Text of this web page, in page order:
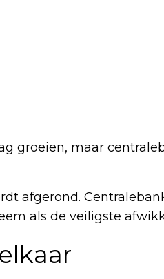
groeien, maar
afgerond.
als de veiligste